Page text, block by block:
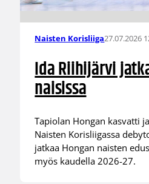
Naisten Korisliiga27.07.2026
Ida Riihijärvi
naisissa
Tapiolan Hongan kasvatti
Naisten Korisliigassa
jatkaa Hongan naisten
myös kaudella 2026-27.